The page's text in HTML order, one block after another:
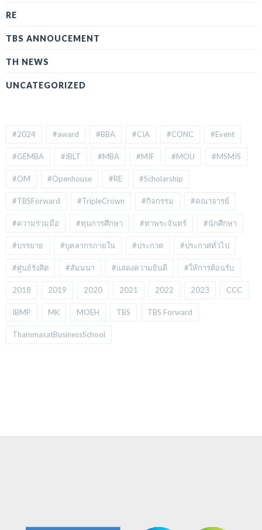
RE
TBS ANNOUCEMENT
TH NEWS
UNCATEGORIZED
#2024 #award #BBA #CIA #CONC #Event
#GEMBA #IBLT #MBA #MIF #MOU #MSMIS
#OM #Openhouse #RE #Scholarship
#TBSForward #TripleCrown #กิจกรรม #คณาจารย์
#ความร่วมมือ #ทุนการศึกษา #ท่าพระจันทร์ #นักศึกษา
#บรรยาย #บุคลากรภายใน #ประกวด #ประกาศทั่วไป
#ศูนย์รังสิต #สัมมนา #แสดงความยินดี #ให้การต้อนรับ
2018 2019 2020 2021 2022 2023 CCC
IBMP MK MOEH TBS TBS Forward
ThammasatBusinessSchool